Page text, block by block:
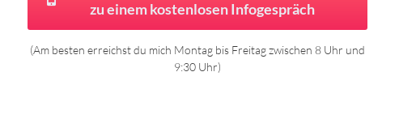
zu einem kostenlosen Infogespräch
(Am besten erreichst du mich Montag bis Freitag zwischen 8 Uhr und
9:30 Uhr)